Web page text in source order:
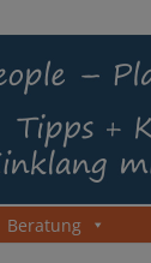
NRW
Beratung